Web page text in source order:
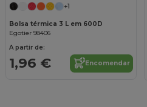
+1
Bolsa térmica 3 L em 600D
Egotier 98406
A partir de:
1,96 € Encomendar